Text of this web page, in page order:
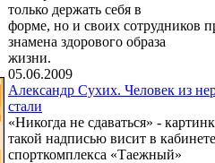
только держать себя в
форме, но и своих сотрудников
знамена здорового образа
жизни.
05.06.2009
Александр Сухих. Человек из
стали
«Никогда не сдаваться» -
такой надписью висит в
спорткомплекса «Таежный»